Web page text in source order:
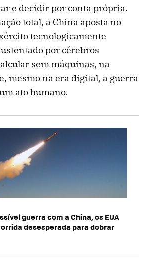
e decidir por conta própria.
total, a China aposta no
tecnologicamente
por cérebros
sem máquinas, na
mesmo na era digital, a guerra
ato humano.
guerra com a China, os EUA
desesperada para dobrar